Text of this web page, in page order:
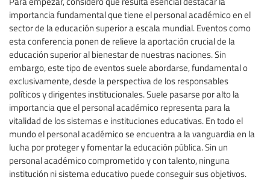
importancia fundamental que tiene el personal académico en el
sector de la educación superior a escala mundial. Eventos como
esta conferencia ponen de relieve la aportación crucial de la
educación superior al bienestar de nuestras naciones. Sin
embargo, este tipo de eventos suele abordarse, fundamental o
exclusivamente, desde la perspectiva de los responsables
políticos y dirigentes institucionales. Suele pasarse por alto la
importancia que el personal académico representa para la
vitalidad de los sistemas e instituciones educativas. En todo el
mundo el personal académico se encuentra a la vanguardia en la
lucha por proteger y fomentar la educación pública. Sin un
personal académico comprometido y con talento, ninguna
institución ni sistema educativo puede conseguir sus objetivos.